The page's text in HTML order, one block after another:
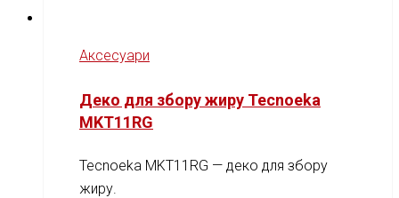
Аксесуари
Деко для збору жиру Tecnoeka
MKT11RG
Tecnoeka MKT11RG — деко для збору
жиру.